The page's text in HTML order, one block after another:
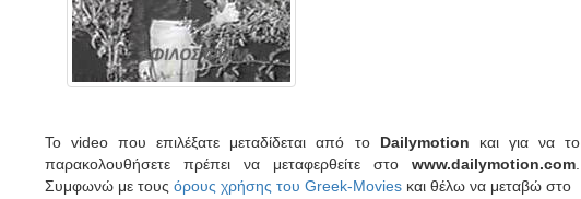
Το video που επιλέξατε μεταδίδεται από το Dailymotion και για να το
παρακολουθήσετε πρέπει να μεταφερθείτε στο www.dailymotion.com.
Συμφωνώ με τους όρους χρήσης του Greek-Moviesκαι θέλω να μεταβώ στο